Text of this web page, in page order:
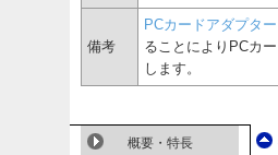
備考
PCカードアダプター
ることによりPCカ
します。
概要・特長